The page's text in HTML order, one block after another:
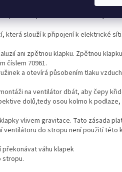
která slouží k připojení k elektrické
ani zpětnou klapku. Zpětnou klapku
číslem 70961.
a otevírá působením tlaku
na ventilátor dbát, aby čepy
dolů,tedy osou kolmo k podlaze,
vlivem gravitace. Tato zásada
ventilátoru do stropu není použití této
váhu klapek
stropu.